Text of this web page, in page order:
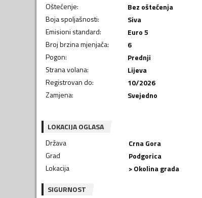
Oštećenje:
Bez oštećenja
Boja spoljašnosti:
Siva
Emisioni standard:
Euro 5
Broj brzina mjenjača:
6
Pogon:
Prednji
Strana volana:
Lijeva
Registrovan do:
10/2026
Zamjena: Svejedno
LOKACIJA OGLASA
Država
Crna Gora
Grad
Podgorica
Lokacija
> Okolina grada
SIGURNOST